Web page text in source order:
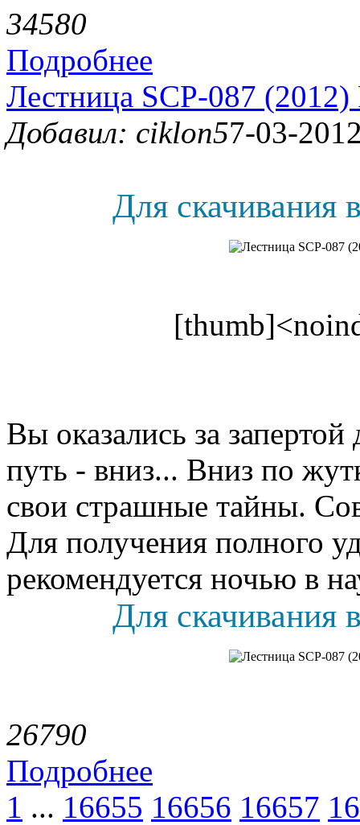
34580
Подробнее
Лестница SCP-087 (2012)
Добавил: ciklon57-03-
Для скачивания
Вы оказались за
путь - вниз... Вниз по
свои страшные тайны.
Для получения полного
рекомендуется ночью в
Для скачивания
26790
Подробнее
1 ... 16655 16656 16657